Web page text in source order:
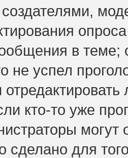
создателями,
в теме;
не успел
кто-то уже
могут
сделано для